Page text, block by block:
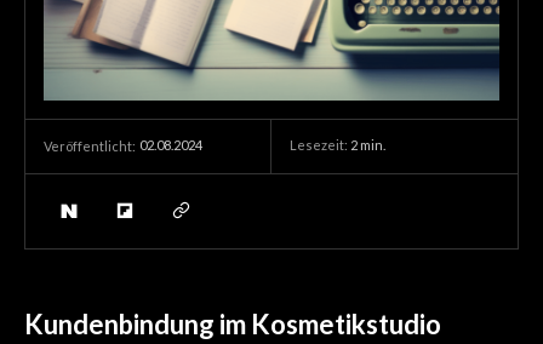
Veröffentlicht: 02.08.2024 Lesezeit: 2 min.
Kundenbindung im Kosmetikstudio